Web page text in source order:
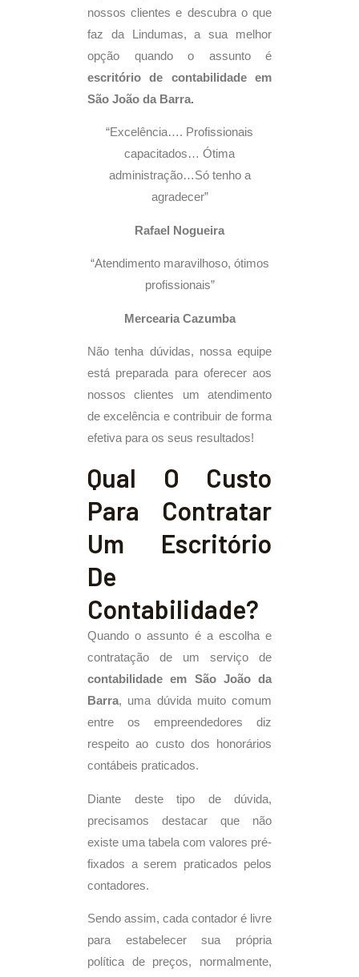
nossos clientes e descubra o que
faz da Lindumas, a sua melhor
opção quando o assunto é
escritório de contabilidade em
São João da Barra.
“Excelência…. Profissionais
capacitados… Ótima
administração…Só tenho a
agradecer”
Rafael Nogueira
“Atendimento maravilhoso, ótimos
profissionais”
Mercearia Cazumba
Não tenha dúvidas, nossa equipe
está preparada para oferecer aos
nossos clientes um atendimento
de excelência e contribuir de forma
efetiva para os seus resultados!
Qual O Custo
Para Contratar
Um Escritório
De
Contabilidade?
Quando o assunto é a escolha e
contratação de um serviço de
contabilidade em São João da
Barra, uma dúvida muito comum
entre os empreendedores diz
respeito ao custo dos honorários
contábeis praticados.
Diante deste tipo de dúvida,
precisamos destacar que não
existe uma tabela com valores pré-
fixados a serem praticados pelos
contadores.
Sendo assim, cada contador é livre
para estabelecer sua própria
política de preços, normalmente,